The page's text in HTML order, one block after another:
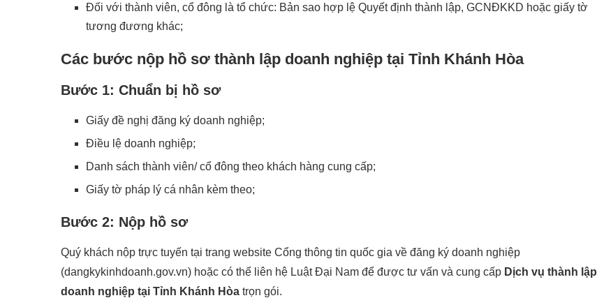
Đối với thành viên, cổ đông là tổ chức: Bản sao hợp lệ Quyết định thành lập, GCNĐKKD hoặc giấy tờ
tương đương khác;
Các bước nộp hồ sơ thành lập doanh nghiệp tại Tỉnh Khánh Hòa
Bước 1: Chuẩn bị hồ sơ
Giấy đề nghị đăng ký doanh nghiệp;
Điều lệ doanh nghiệp;
Danh sách thành viên/ cổ đông theo khách hàng cung cấp;
Giấy tờ pháp lý cá nhân kèm theo;
Bước 2: Nộp hồ sơ
Quý khách nộp trực tuyến tại trang website Cổng thông tin quốc gia về đăng ký doanh nghiệp
(dangkykinhdoanh.gov.vn) hoặc có thể liên hệ Luật Đại Nam để được tư vấn và cung cấp Dịch vụ thành lập
doanh nghiệp tại Tỉnh Khánh Hòa trọn gói.